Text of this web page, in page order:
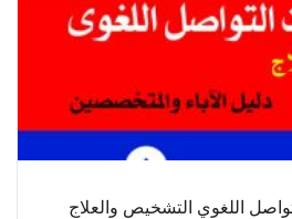
اللغوي التشخيص والعلاج